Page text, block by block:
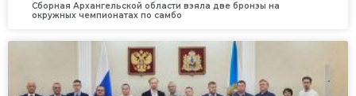
Сборная Архангельской области взяла две бронзы на
окружных чемпионатах по самбо